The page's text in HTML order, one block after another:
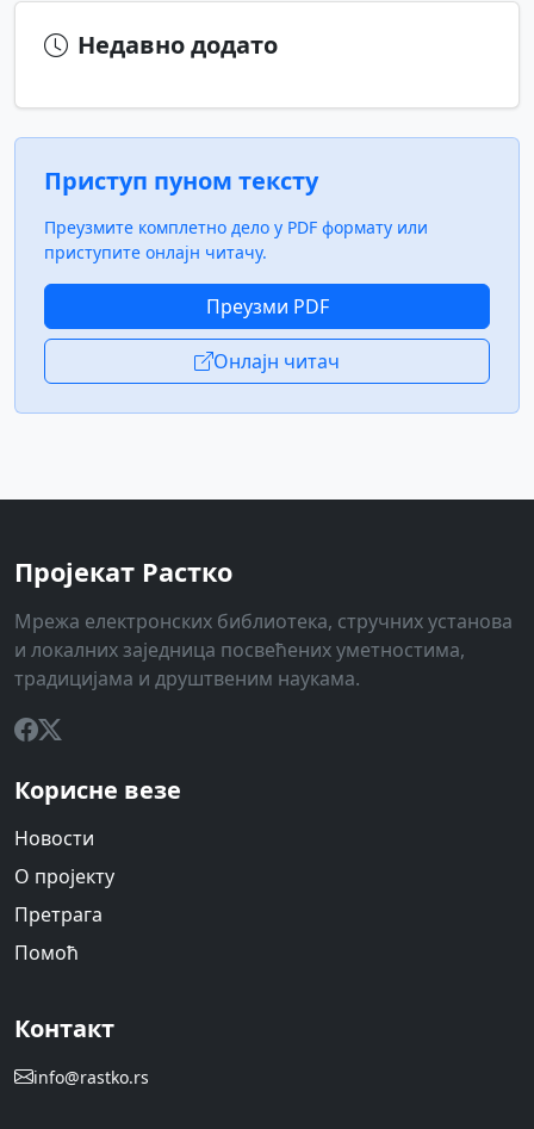
Недавно додато
Приступ пуном тексту
Преузмите комплетно дело у PDF формату или
приступите онлајн читачу.
Преузми PDF
Онлајн читач
Пројекат Растко
Мрежа електронских библиотека, стручних установа
и локалних заједница посвећених уметностима,
традицијама и друштвеним наукама.
Корисне везе
Новости
О пројекту
Претрага
Помоћ
Контакт
info@rastko.rs